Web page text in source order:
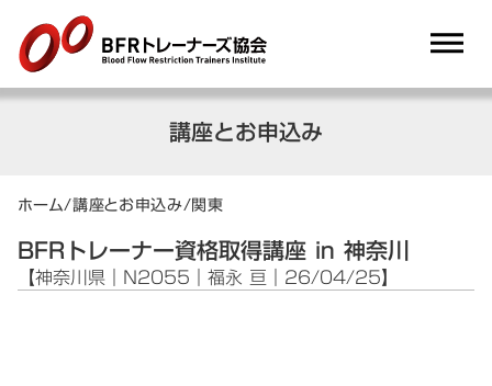
講座とお申込み
ホーム/講座とお申込み/関東
BFRトレーナー資格取得講座 in 神奈川
【神奈川県｜N2055｜福永 亘｜26/04/25】
dehaze